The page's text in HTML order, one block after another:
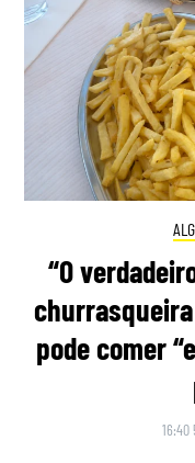
“O
churrasqueira
pode comer
16:40